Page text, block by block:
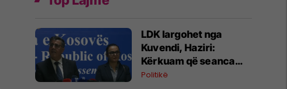
LDK largohet nga
Kuvendi, Haziri:
Kërkuam që seanca
konstituive të mbahet
Politikë